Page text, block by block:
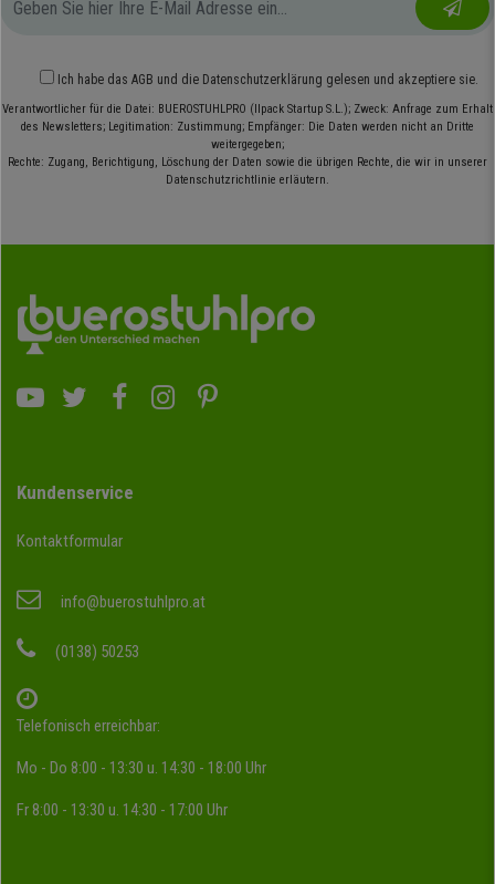
Ich habe das AGB und die Datenschutzerklärung gelesen und akzeptiere sie.
Verantwortlicher für die Datei: BUEROSTUHLPRO (Ilpack Startup S.L.); Zweck: Anfrage zum Erhalt
des Newsletters; Legitimation: Zustimmung; Empfänger: Die Daten werden nicht an Dritte
weitergegeben;
Rechte: Zugang, Berichtigung, Löschung der Daten sowie die übrigen Rechte, die wir in unserer
Datenschutzrichtlinie erläutern.
Kundenservice
Kontaktformular
info@buerostuhlpro.at
(0138) 50253
Telefonisch erreichbar:
Mo - Do 8:00 - 13:30 u. 14:30 - 18:00 Uhr
Fr 8:00 - 13:30 u. 14:30 - 17:00 Uhr